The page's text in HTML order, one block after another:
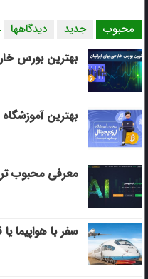
محبوب جدید دیدگاهها
بهترین بورس
بهترین
معرفی محبوب
سفر با هواپیما